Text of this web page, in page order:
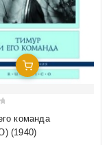
Добавить В Корзину
команда
(1940)